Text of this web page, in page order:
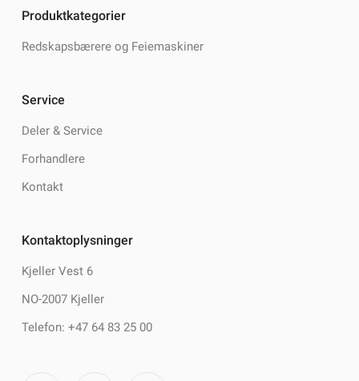
Produktkategorier
Redskapsbærere og Feiemaskiner
Service
Deler & Service
Forhandlere
Kontakt
Kontaktoplysninger
Kjeller Vest 6
NO-2007 Kjeller
Telefon: +47 64 83 25 00